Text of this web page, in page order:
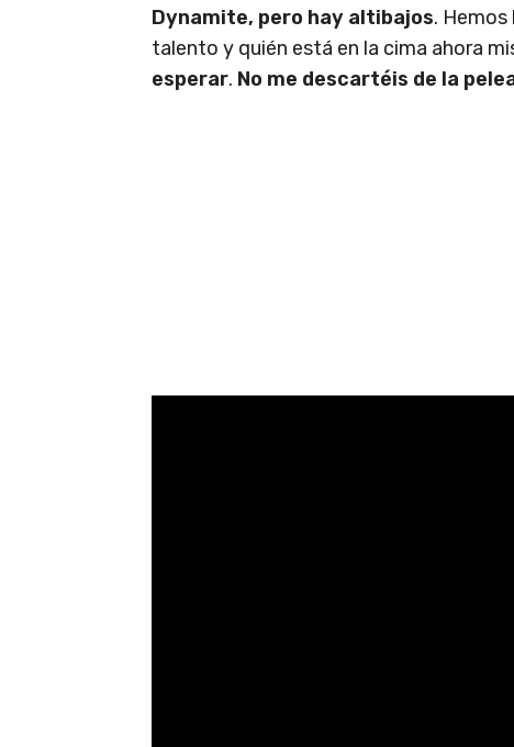
Dynamite, pero hay altibajos.
talento y quién está en la cima ahora
esperar. No me descartéis de la